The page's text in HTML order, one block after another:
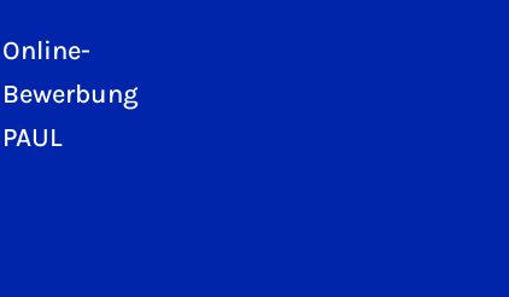
Online-
Bewerbung
PAUL